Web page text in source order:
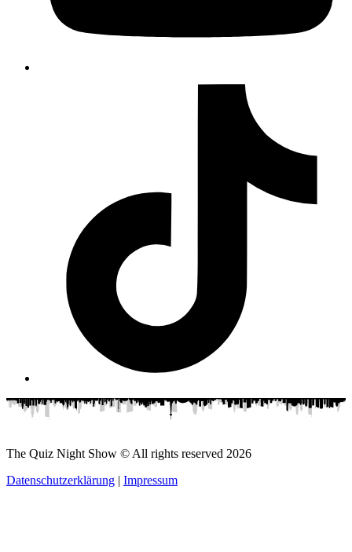
The Quiz Night Show © All rights reserved 2026
Datenschutzerklärung | Impressum